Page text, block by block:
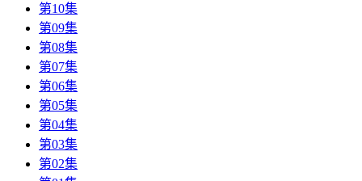
第10集
第09集
第08集
第07集
第06集
第05集
第04集
第03集
第02集